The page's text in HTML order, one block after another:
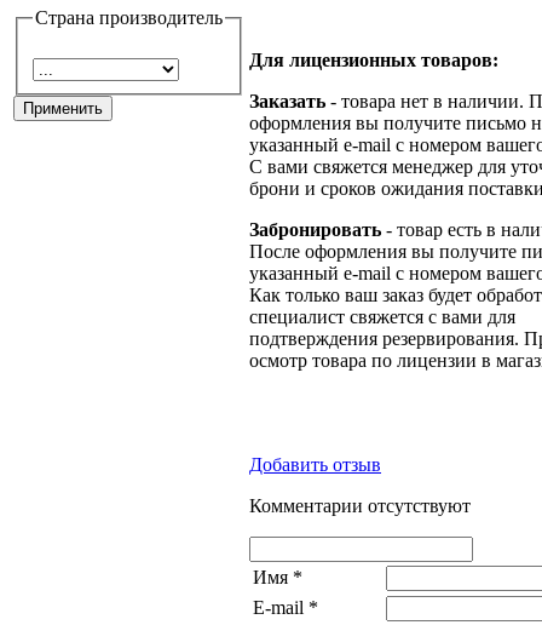
Страна производитель
Для лицензионных товаров:
Заказать - товара нет в наличии.
оформления вы получите письмо
указанный e-mail с номером
С вами свяжется менеджер для
брони и сроков ожидания
Забронировать - товар есть в
После оформления вы получите
указанный e-mail с номером
Как только ваш заказ будет
специалист свяжется с вами для
подтверждения резервирования.
осмотр товара по лицензии в
Добавить отзыв
Комментарии отсутствуют
Имя *
E-mail *